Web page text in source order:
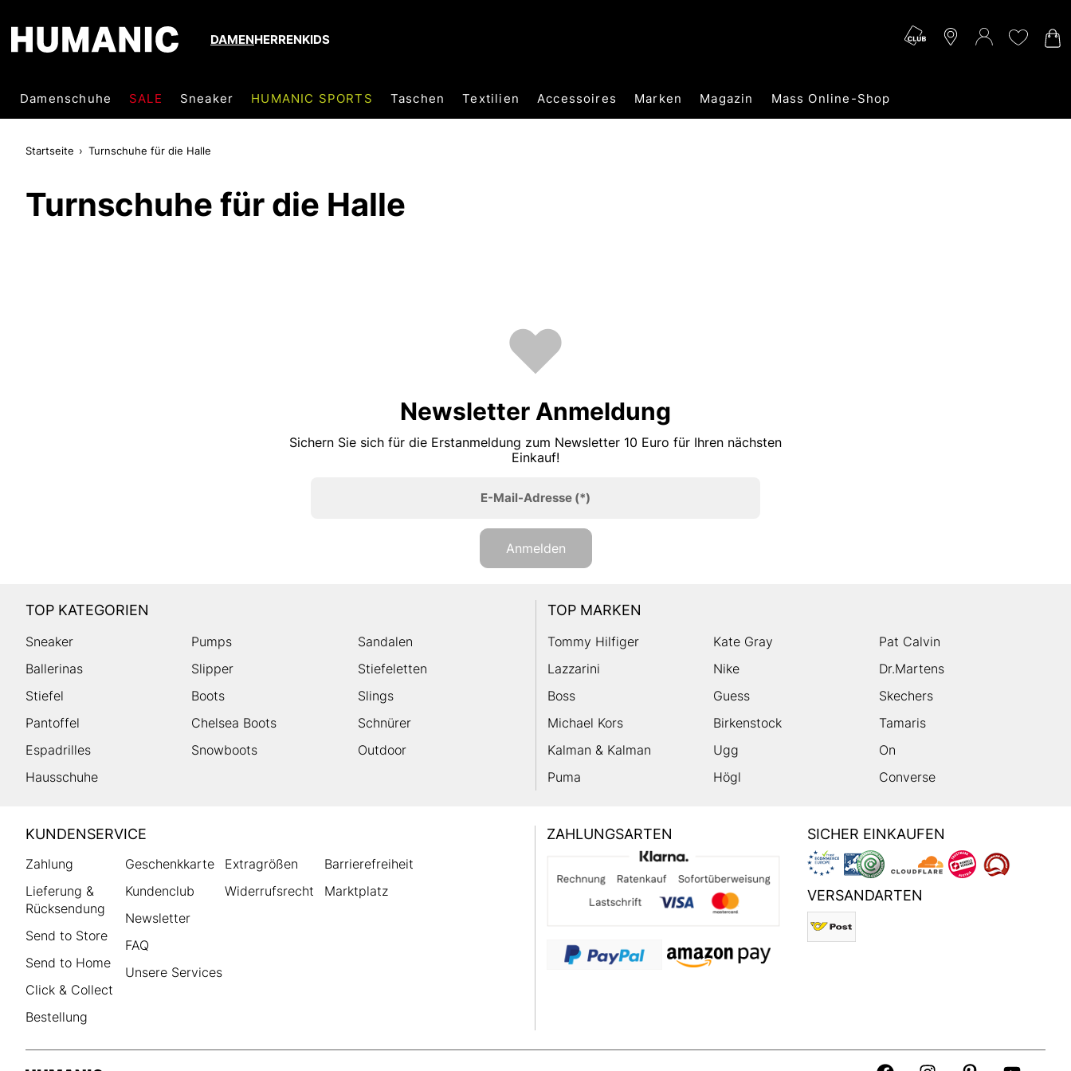
DAMENHERRENKIDS
Damenschuhe SALE Sneaker HUMANIC SPORTS Taschen Textilien Accessoires Marken Magazin Mass Online-Shop
Startseite Turnschuhe für die Halle
Turnschuhe für die Halle
Newsletter Anmeldung
Sichern Sie sich für die Erstanmeldung zum Newsletter 10 Euro für Ihren nächsten
Einkauf!
E-Mail-Adresse(*)
Anmelden
TOP KATEGORIEN
Sneaker Pumps
Sandalen
Ballerinas
Slipper
Stiefeletten
Stiefel
Boots
Slings
Pantoffel
Chelsea Boots
Schnürer
Espadrilles
Snowboots
Outdoor
Hausschuhe
TOP MARKEN
Tommy Hilfiger Kate Gray
Pat Calvin
Lazzarini
Nike
Dr.Martens
Boss
Guess
Skechers
Michael Kors
Birkenstock
Tamaris
Kalman & Kalman
Ugg
On
Puma
Högl Converse
HUMANIC
Footer
KUNDENSERVICE
Zahlung
Lieferung &
Rücksendung
Send to Store
Send to Home
Click & Collect
Bestellung
Geschenkkarte
Kundenclub
Newsletter
FAQ
Unsere Services
Extragrößen
Widerrufsrecht
Barrierefreiheit
Marktplatz
ZAHLUNGSARTEN SICHER EINKAUFEN
VERSANDARTEN